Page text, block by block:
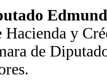
Hacienda y
de